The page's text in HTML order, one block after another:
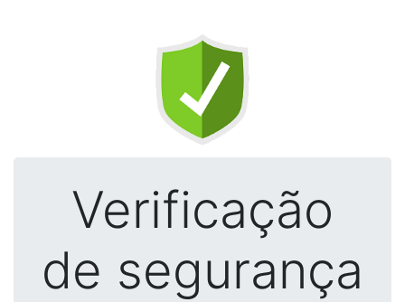
Verificação
de segurança